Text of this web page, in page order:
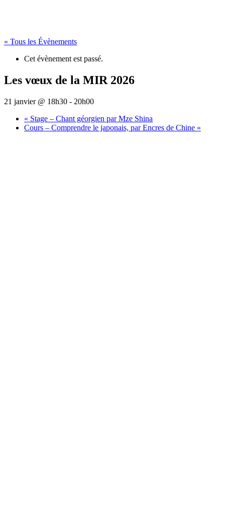
« Tous les Évènements
Cet évènement est passé.
Les vœux de la MIR 2026
21 janvier @ 18h30 - 20h00
« Stage – Chant géorgien par Mze Shina
Cours – Comprendre le japonais, par Encres de Chine »